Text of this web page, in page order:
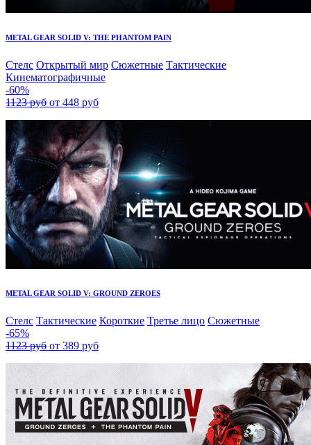
METAL GEAR SOLID V: THE PHANTOM PAIN
Стелс Открытый мир Сюжетные Тактические
Кинематографичные
-60%
1123 руб от 448 руб
METAL GEAR SOLID V: GROUND ZEROES
Стелс Тактические Короткие Третье лицо Сюжетные
-65%
1123 руб от 389 руб